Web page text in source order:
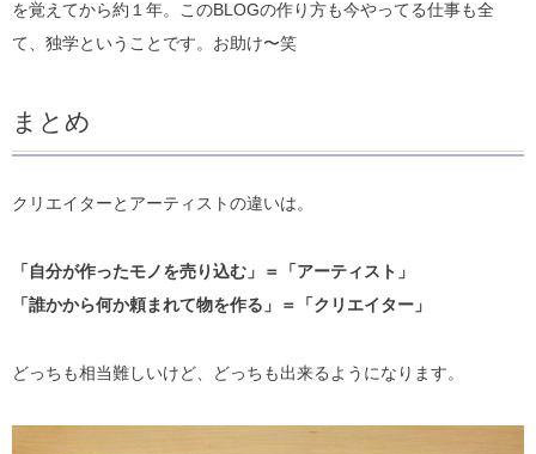
を覚えてから約１年。このBLOGの作り方も今やってる仕事も全
て、独学ということです。お助け〜笑
まとめ
クリエイターとアーティストの違いは。
「自分が作ったモノを売り込む」＝「アーティスト」
「誰かから何か頼まれて物を作る」＝「クリエイター」
どっちも相当難しいけど、どっちも出来るようになります。